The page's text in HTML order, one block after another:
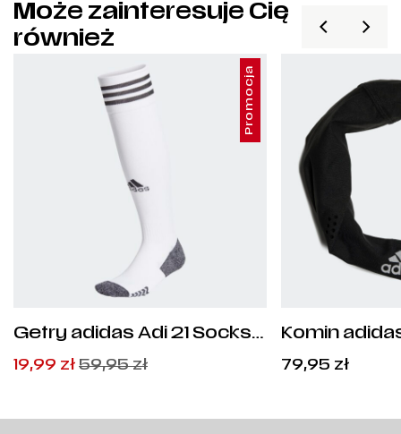
Może zainteresuje Cię
również
Promocja
Getry adidas Adi 21 Socks -
Pierwotna
Aktualna
19,99 zł 59,95zł
Komin
79,95 zł